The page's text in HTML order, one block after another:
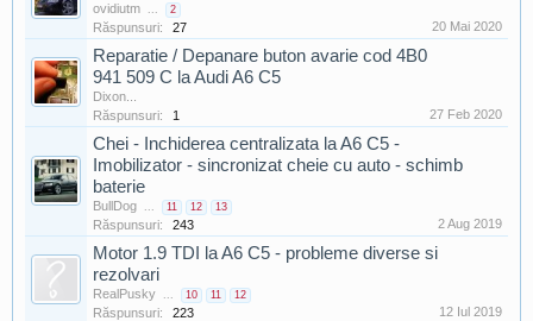
ovidiutm ... 2
Răspunsuri: 27 20 Mai 2020
Reparatie / Depanare buton avarie cod 4B0
941 509 C la Audi A6 C5
Dixon...
Răspunsuri:
1 27 Feb 2020
Chei - Inchiderea centralizata la A6 C5 -
Imobilizator - sincronizat cheie cu auto - schimb
baterie
BullDog ... 11 12 13
Răspunsuri: 243 2 Aug 2019
Motor 1.9 TDI la A6 C5 - probleme diverse si
rezolvari
RealPusky ... 10 11 12
Răspunsuri: 223 12 Iul 2019